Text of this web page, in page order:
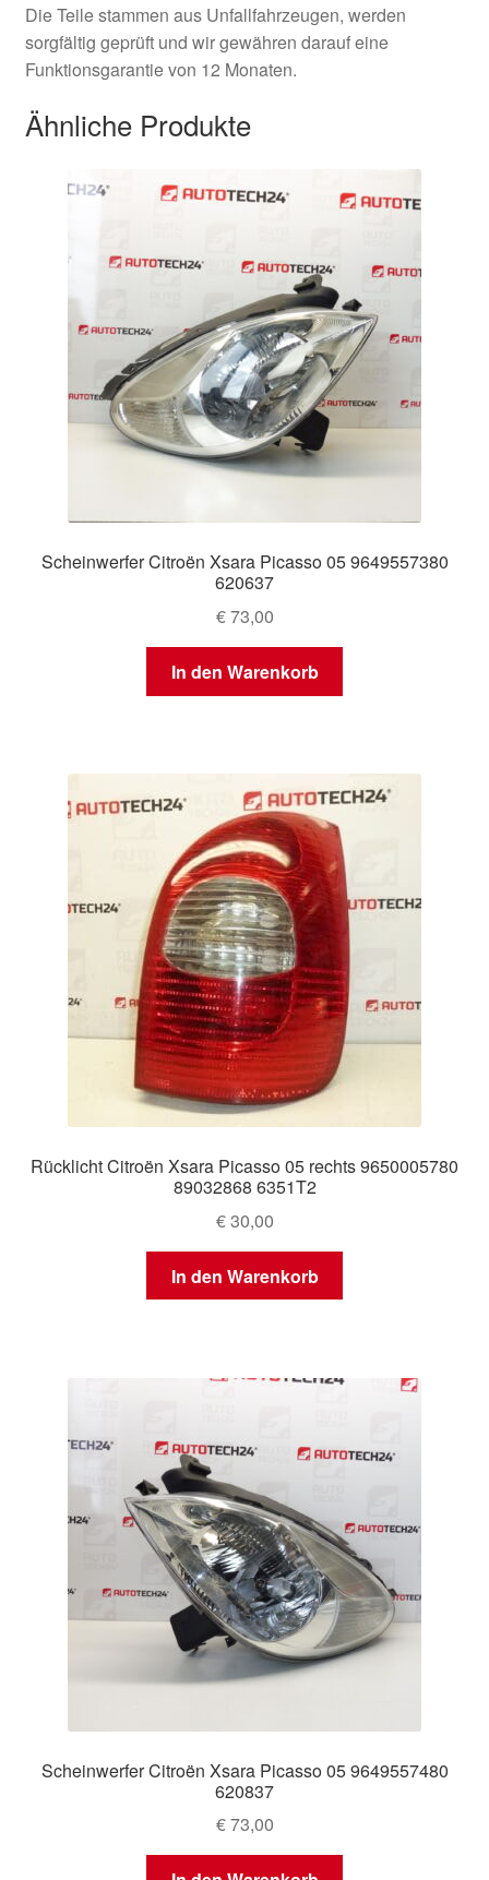
Die Teile stammen aus Unfallfahrzeugen, werden
sorgfältig geprüft und wir gewähren darauf eine
Funktionsgarantie von 12 Monaten.
Ähnliche Produkte
Scheinwerfer Citroën Xsara Picasso 05 9649557380
620637
€73,00
In den Warenkorb
Rücklicht Citroën Xsara Picasso 05 rechts 9650005780
89032868 6351T2
€30,00
In den Warenkorb
Scheinwerfer Citroën Xsara Picasso 05 9649557480
620837
€73,00